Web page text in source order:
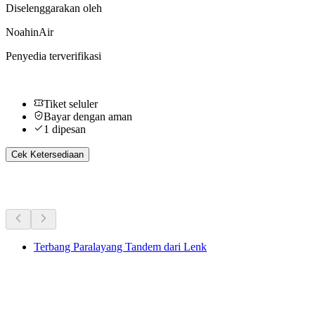
Diselenggarakan oleh
NoahinAir
Penyedia terverifikasi
Tiket seluler
Bayar dengan aman
1 dipesan
Cek Ketersediaan
Terbang Paralayang Tandem dari Lenk